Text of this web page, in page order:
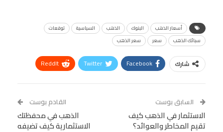
أسعار الذهب البنوك الذهب السياسية
توقعات
سبائك الذهب
سعر سعر الذهب
شارك Facebook
Twitter
ReddIt
Tumblr
البريد الإلكتروني
VK
السابق بوست
الاستثمار في الذهب كيف
تقيم المخاطر والعوائد؟
القادم بوست
الذهب في محفظتك
الاستثمارية كيف تضيفه